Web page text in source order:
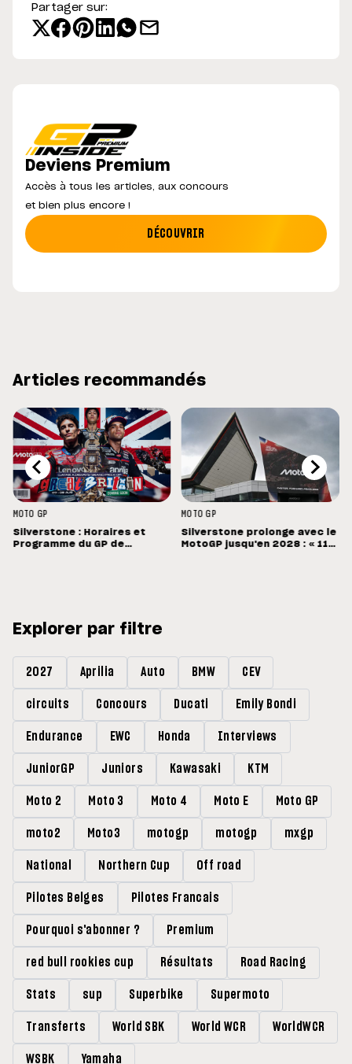
Partager sur:
Deviens Premium
Accès à tous les articles, aux concours
et bien plus encore !
DÉCOUVRIR
Articles recommandés
MOTO GP
Silverstone : Horaires et
Programme du GP de
MOTO GP
Silverstone prolonge avec le
MotoGP jusqu'en 2028 : « 11
Explorer par filtre
2027 Aprilia Auto BMW CEV
circuits Concours Ducati Emily Bondi
Endurance EWC Honda Interviews
JuniorGP Juniors Kawasaki KTM
Moto 2 Moto 3 Moto 4 Moto E Moto GP
moto2 Moto3 motogp motogp mxgp
National Northern Cup Off road
Pilotes Belges Pilotes Francais
Pourquoi s'abonner ? Premium
red bull rookies cup Résultats Road Racing
Stats sup Superbike Supermoto
Transferts World SBK World WCR WorldWCR
WSBK Yamaha